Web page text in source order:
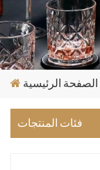
الصفحة الرئيسية
فئات المنتجات